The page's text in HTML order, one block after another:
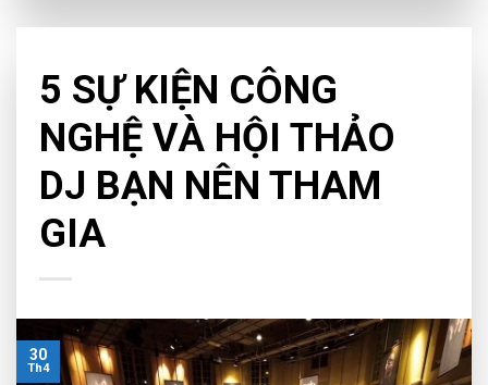
5 SỰ KIỆN CÔNG
NGHỆ VÀ HỘI THẢO
DJ BẠN NÊN THAM
GIA
30
Th4